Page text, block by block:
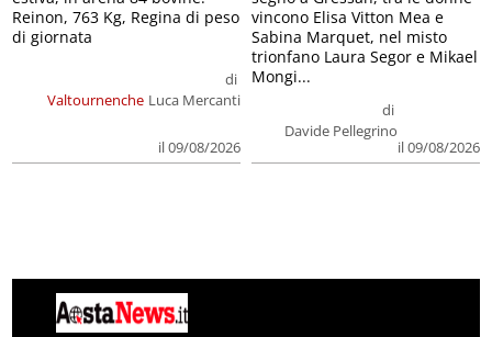
Valtournenche
di
Luca Mercanti
il 09/08/2026
Reinon, 763 Kg, Regina di peso
di giornata
di
Davide Pellegrino
il 09/08/2026
vincono Elisa Vitton Mea e
Sabina Marquet, nel misto
trionfano Laura Segor e Mikael
Mongi...